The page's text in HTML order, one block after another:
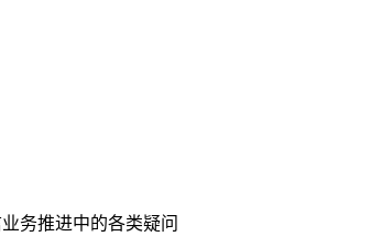
务推进中的各类疑问